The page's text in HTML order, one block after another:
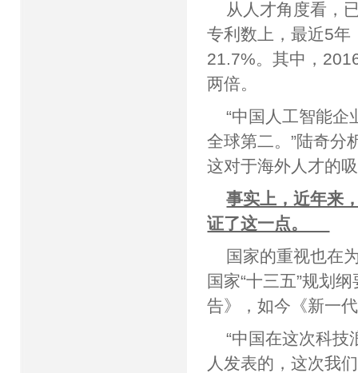
从人才角度看，
专利数上，最近5年
21.7%。其中，
两倍。
“中国人工智能
全球第二。”陆奇分
这对于海外人才的
事实上，近年来
证了这一点。
国家的重视也在
国家“十三五”规划
告》，如今《新
“中国在这次科
人发表的，这次我